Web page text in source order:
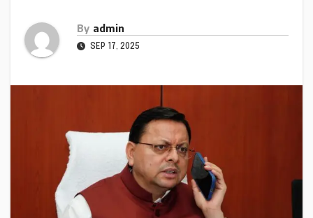
By admin
SEP 17, 2025